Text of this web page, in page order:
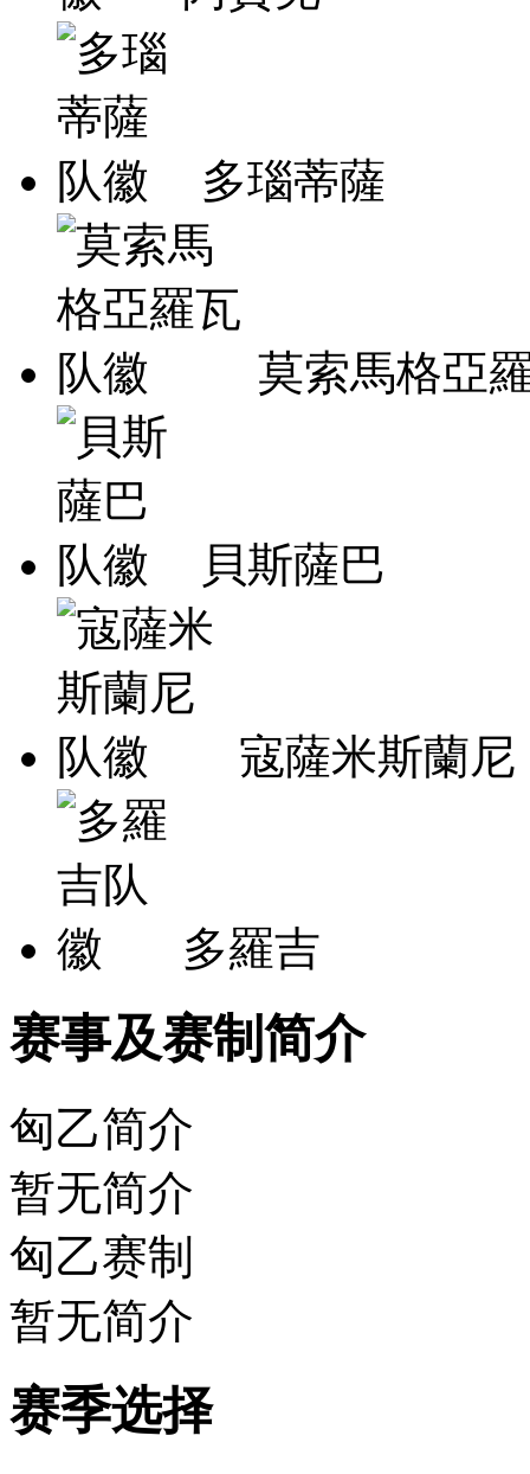
多瑙蒂薩
莫索馬格亞
貝斯薩巴
寇薩米斯蘭尼
多羅吉
赛事及赛制简介
匈乙简介
暂无简介
匈乙赛制
暂无简介
赛季选择